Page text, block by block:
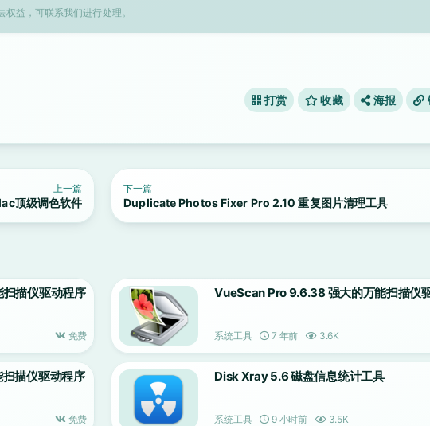
益，可联系我们进行处理。
打赏 收藏 海报
上一篇
顶级调色软件
下一篇
Duplicate Photos Fixer Pro 2.10 重复图片清理工具
描仪驱动程序
免费
VueScan Pro 9.6.38 强大的万能扫描仪
系统工具 7 年前 3.6K
描仪驱动程序
免费
Disk Xray 5.6 磁盘信息统计工具
系统工具 9 小时前 3.5K